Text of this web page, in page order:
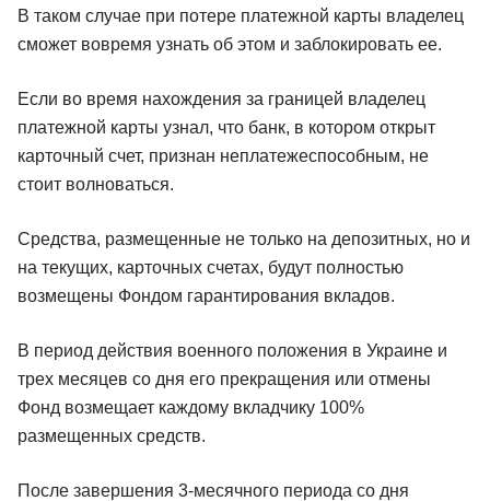
В таком случае при потере платежной карты владелец
сможет вовремя узнать об этом и заблокировать ее.
Если во время нахождения за границей владелец
платежной карты узнал, что банк, в котором открыт
карточный счет, признан неплатежеспособным, не
стоит волноваться.
Средства, размещенные не только на депозитных, но и
на текущих, карточных счетах, будут полностью
возмещены Фондом гарантирования вкладов.
В период действия военного положения в Украине и
трех месяцев со дня его прекращения или отмены
Фонд возмещает каждому вкладчику 100%
размещенных средств.
После завершения 3-месячного периода со дня